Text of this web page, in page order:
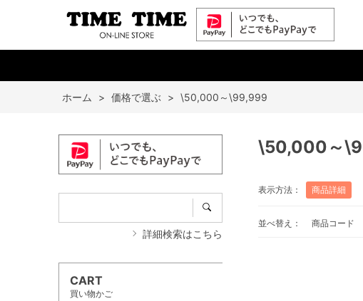
ホーム > 価格で選ぶ > \50,000～\99,999
詳細検索はこちら
CART
買い物かご
\50,000～
表示方法： 商品詳細
並べ替え： 商品コード